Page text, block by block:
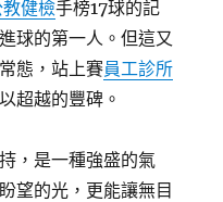
健檢手榜17球的記
球的第一人。但這又
態，站上賽員工診所
超越的豐碑。
，是一種強盛的氣
望的光，更能讓無目